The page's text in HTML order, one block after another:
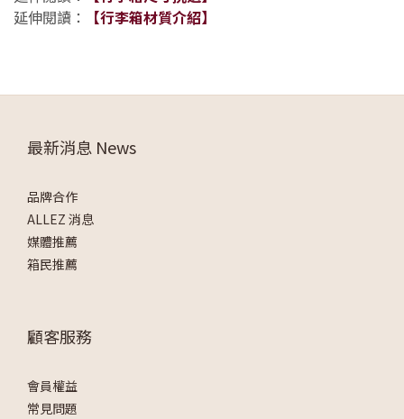
延伸閱讀：
【行李箱材質介紹】
最新消息 News
品牌合作
ALLEZ 消息
媒體推薦
箱民推薦
顧客服務
會員權益
常見問題